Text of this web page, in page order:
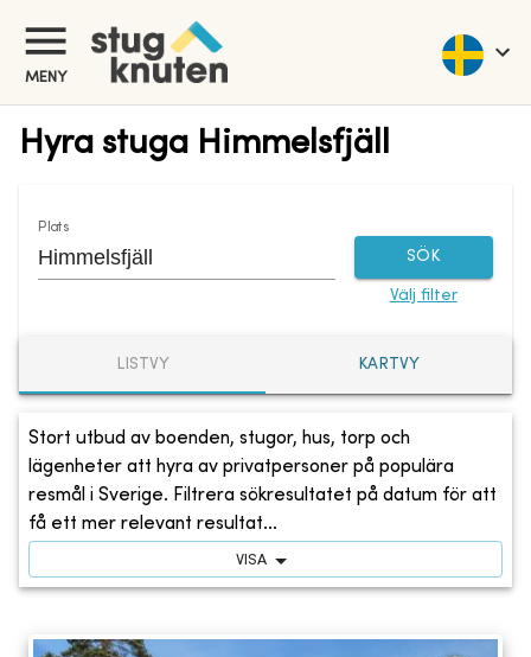
MENY
Hyra stuga Himmelsfjäll
Plats
SÖK
Välj filter
LISTVY KARTVY
Stort utbud av boenden, stugor, hus, torp och
lägenheter att hyra av privatpersoner på populära
resmål i Sverige. Filtrera sökresultatet på datum för att
få ett mer relevant resultat...
VISA